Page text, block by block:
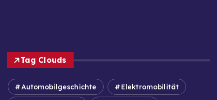
Tag Clouds
Automobilgeschichte Elektromobilität